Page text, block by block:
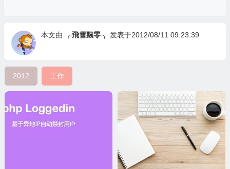
本文由 ╭飛雪飄零╮ 发表于2012/08/11 09:23:39
2012 工作